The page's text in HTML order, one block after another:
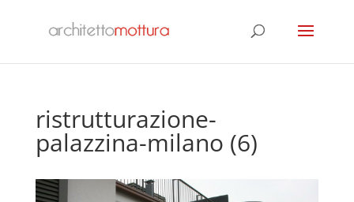
ristrutturazione-
palazzina-milano (6)